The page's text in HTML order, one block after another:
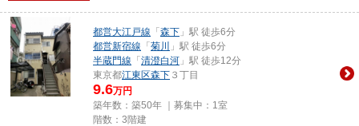
都営大江戸線 「 森下 」駅 徒歩6分
都営新宿線 「 菊川
」駅 徒歩6分
半蔵門線 「 清澄白河 」駅 徒歩12分
東京都江東区森下 ３丁目
9.6万円
築年数：築50年 ｜募集中： 1室
階数：3階建